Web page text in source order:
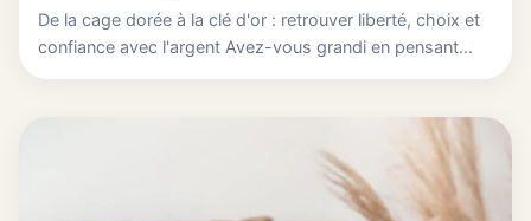
De la cage dorée à la clé d'or : retrouver liberté, choix et
confiance avec l'argent Avez-vous grandi en pensant...